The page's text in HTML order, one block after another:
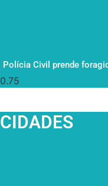
Polícia Civil prende
CIDADES